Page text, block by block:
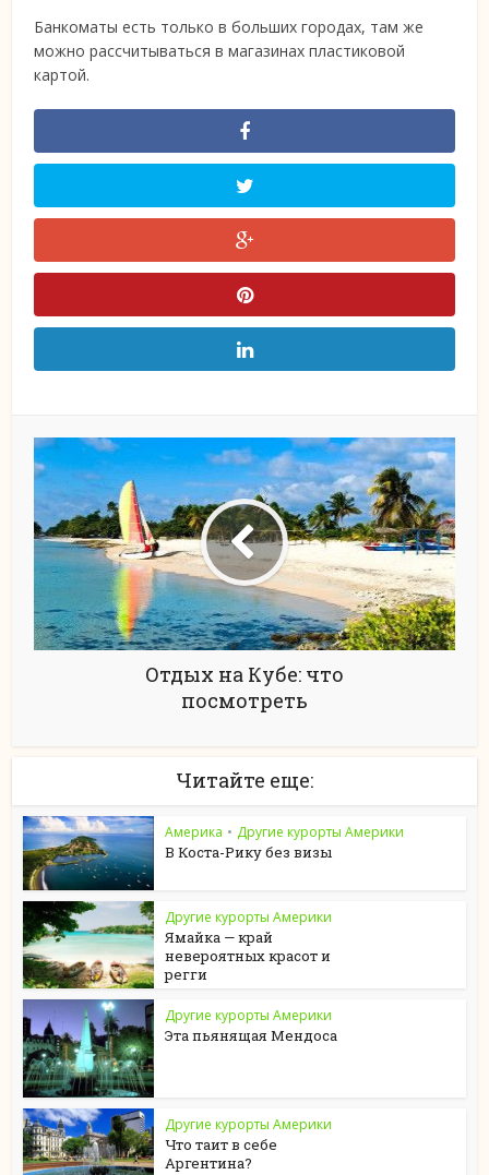
Банкоматы есть только в больших городах, там же
можно рассчитываться в магазинах пластиковой
картой.
Отдых на Кубе: что
посмотреть
Читайте еще:
Америка • Другие курорты Америки
В Коста-Рику без визы
Другие курорты Америки
Ямайка — край
невероятных красот и
регги
Другие курорты Америки
Эта пьянящая Мендоса
Другие курорты Америки
Что таит в себе
Аргентина?